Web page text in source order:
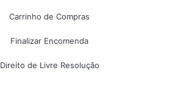
Carrinho de Compras
Finalizar Encomenda
Direito de Livre Resolução